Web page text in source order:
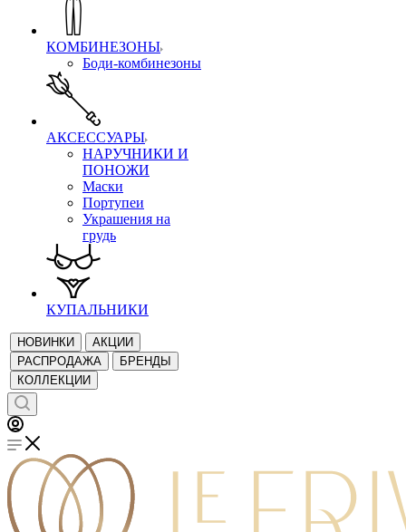
КОМБИНЕЗОНЫ
Боди-комбинезоны
АКСЕССУАРЫ
НАРУЧНИКИ И
ПОНОЖИ
Маски
Портупеи
Украшения на
грудь
КУПАЛЬНИКИ
НОВИНКИ
АКЦИИ
РАСПРОДАЖА
БРЕНДЫ
КОЛЛЕКЦИИ